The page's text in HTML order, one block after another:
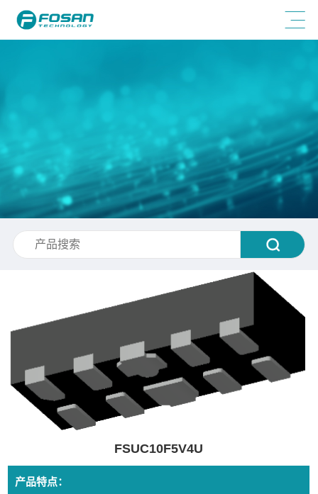
FSUC10F5V4U
产品特点：